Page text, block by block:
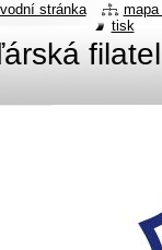
stránka
tisk